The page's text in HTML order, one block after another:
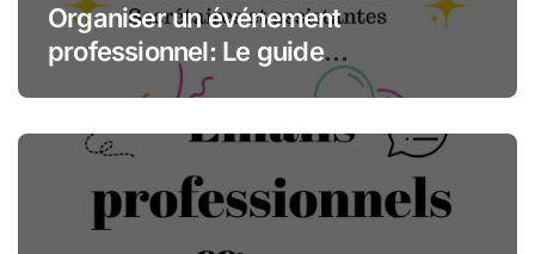
Organiser un événement
professionnel: Le guide
indispensable des assistantes et